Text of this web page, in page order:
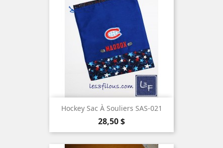
Hockey Sac À Souliers SAS-021
Prix
28,50 $